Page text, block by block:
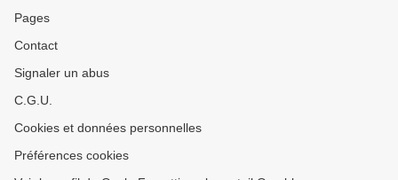
Pages
Contact
Signaler un abus
C.G.U.
Cookies et données personnelles
Préférences cookies